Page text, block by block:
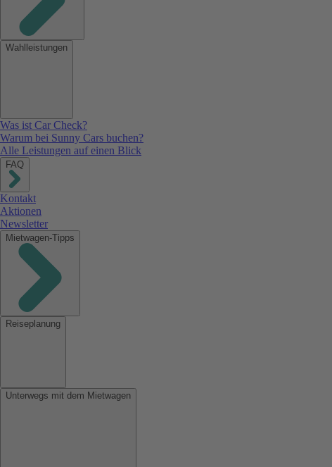
Wahlleistungen
Was ist Car Check?
Warum bei Sunny Cars buchen?
Alle Leistungen auf einen Blick
FAQ
Kontakt
Aktionen
Newsletter
Mietwagen-Tipps
Reiseplanung
Unterwegs mit dem Mietwagen